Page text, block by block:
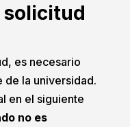
solicitud
es necesario
la universidad.
en el siguiente
no es